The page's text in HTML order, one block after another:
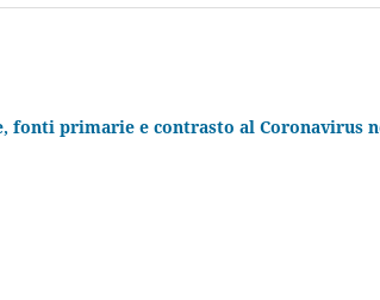
primarie e contrasto al Coronavirus